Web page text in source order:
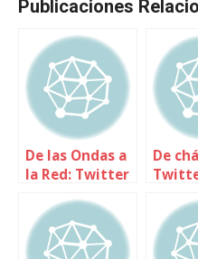
Publicaciones
De las Ondas a
la Red: Twitter
De